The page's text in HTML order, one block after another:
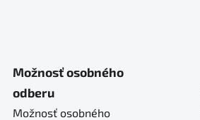
Možnosť osobného
odberu
Možnosť osobného